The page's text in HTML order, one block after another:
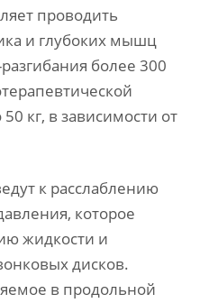
проводить
и глубоких мышц
более 300
кг, в зависимости от
к расслаблению
которое
жидкости и
дисков.
в продольной